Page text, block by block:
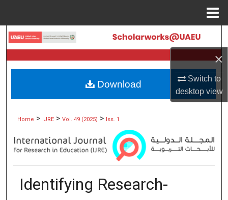
×
Switch to
desktopview
Search
Browse Collections
My Account
Digital Commons Network™
Home > IJRE > Vol. 49 (2025) > Iss. 1
Identifying Research-
Download